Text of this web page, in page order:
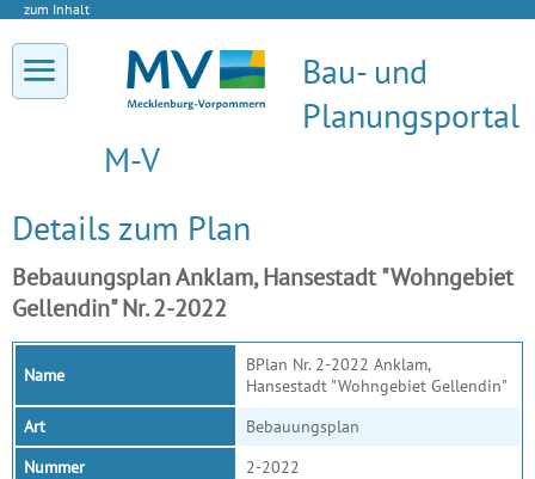
zum Inhalt
Bau- und
Planungsportal
M-V
Details zum Plan
Bebauungsplan Anklam, Hansestadt "Wohngebiet
Gellendin" Nr. 2-2022
Name
BPlan Nr. 2-2022 Anklam,
Hansestadt "Wohngebiet Gellendin"
Art
Bebauungsplan
Nummer
2-2022